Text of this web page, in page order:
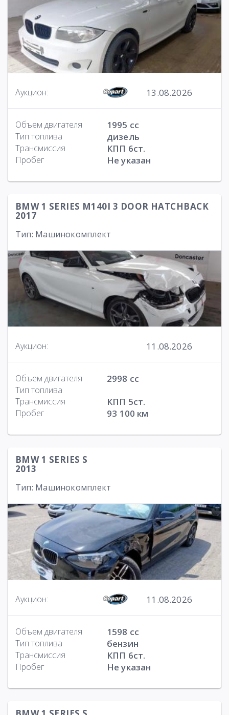
Аукцион: 13.08.2026
Объем двигателя 1995 cc
Тип топлива дизель
Трансмиссия КПП 6ст.
Пробег Не указан
BMW 1 SERIES M140I 3 DOOR HATCHBACK
2017
Тип: Машинокомплект
Аукцион: 11.08.2026
Объем двигателя 2998 cc
Тип топлива
Трансмиссия
КПП 5ст.
Пробег 93 100 км
BMW 1 SERIES S
2013
Тип: Машинокомплект
Аукцион: 11.08.2026
Объем двигателя 1598 cc
Тип топлива бензин
Трансмиссия КПП 6ст.
Пробег Не указан